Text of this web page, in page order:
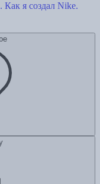
Как я создал Nike.